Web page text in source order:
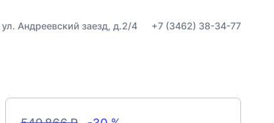
ул. Андреевский заезд, д.2/4 +7 (3462) 38-34-77